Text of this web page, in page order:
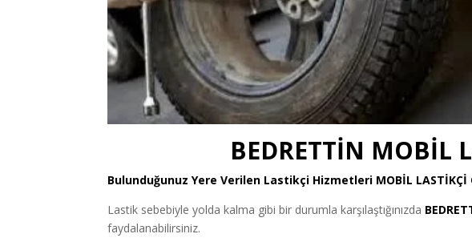
BEDRETTİN MOBİL
Bulunduğunuz Yere Verilen Lastikçi Hizmetleri MOBİL LASTİKÇİ
Lastik sebebiyle yolda kalma gibi bir durumla karşılaştığınızda
faydalanabilirsiniz.